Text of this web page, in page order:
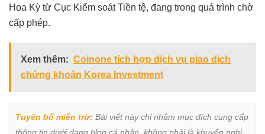
Hoa Kỳ từ Cục Kiểm soát Tiền tệ, đang trong quá trình chờ
cấp phép.
Xem thêm: Coinone tích hợp dịch vụ giao dịch
chứng khoán Korea Investment
Tuyên bố miễn trừ: Bài viết này chỉ nhằm mục đích cung cấp